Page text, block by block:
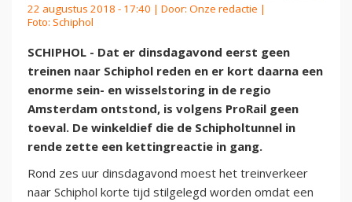
22 augustus 2018 - 17:40 | Door: Onze redactie |
Foto: Schiphol
SCHIPHOL - Dat er dinsdagavond eerst geen
treinen naar Schiphol reden en er kort daarna een
enorme sein- en wisselstoring in de regio
Amsterdam ontstond, is volgens ProRail geen
toeval. De winkeldief die de Schipholtunnel in
rende zette een kettingreactie in gang.
Rond zes uur dinsdagavond moest het treinverkeer
naar Schiphol korte tijd stilgelegd worden omdat een